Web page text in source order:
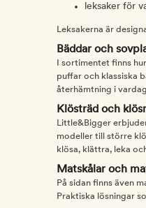
leksaker för
Leksakerna är
Bäddar och
I sortimentet finns
puffar och klassiska
återhämtning i
Klösträd och
Little&Bigger
modeller till större
klösa, klättra, leka
Matskålar och
På sidan finns även
Praktiska lösningar